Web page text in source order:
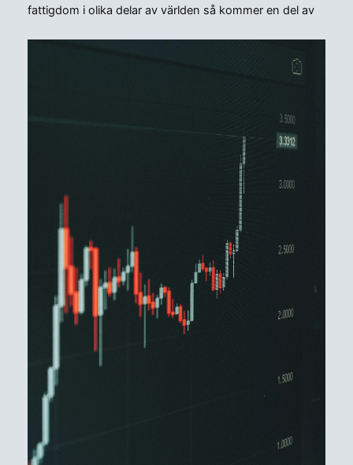
fattigdom i olika delar av världen så kommer en del av